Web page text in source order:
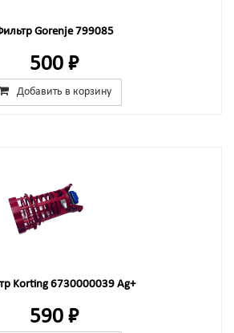
Gorenje 799085
500 ₽
Добавить в корзину
Korting 6730000039 Ag+
590 ₽